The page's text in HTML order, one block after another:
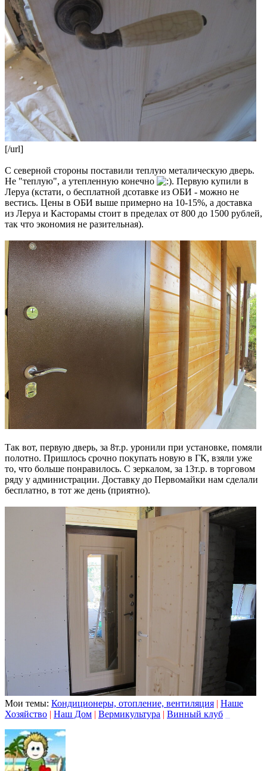
[/url]
С северной стороны поставили теплую металическую дверь.
Не "теплую", а утепленную конечно
. Первую купили в
Леруа (кстати, о бесплатной дсотавке из ОБИ - можно не
вестись. Цены в ОБИ выше примерно на 10-15%, а доставка
из Леруа и Касторамы стоит в пределах от 800 до 1500 рублей,
так что экономия не разительная).
Так вот, первую дверь, за 8т.р. уронили при установке, помяли
полотно. Пришлось срочно покупать новую в ГК, взяли уже
то, что больше понравилось. С зеркалом, за 13т.р. в торговом
ряду у администрации. Доставку до Первомайки нам сделали
бесплатно, в тот же день (приятно).
Мои темы: Кондиционеры, отопление, вентиляция | Наше
Хозяйство | Наш Дом | Вермикультура | Винный клуб